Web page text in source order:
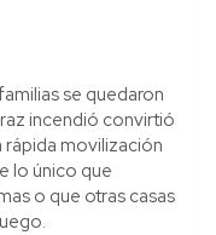
se quedaron
incendió convirtió
rápida movilización
lo único que
o que otras casas